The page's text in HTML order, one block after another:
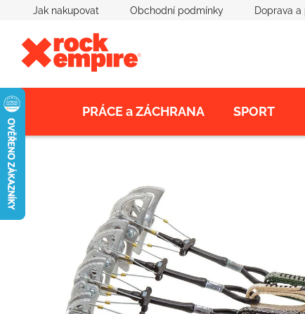
obsah
Jak nakupovat Obchodní podmínky Doprava
PRÁCE a ZÁCHRANA SPORT